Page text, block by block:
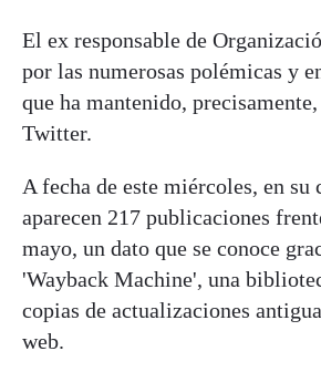
El ex responsable de
por las numerosas polémicas y
que ha mantenido,
Twitter.
A fecha de este miércoles, en su
aparecen 217 publicaciones
mayo, un dato que se conoce
'Wayback Machine', una
copias de actualizaciones
web.